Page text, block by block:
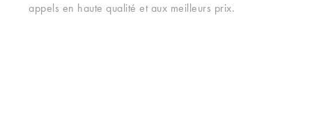
appels en haute qualité et aux meilleurs prix.